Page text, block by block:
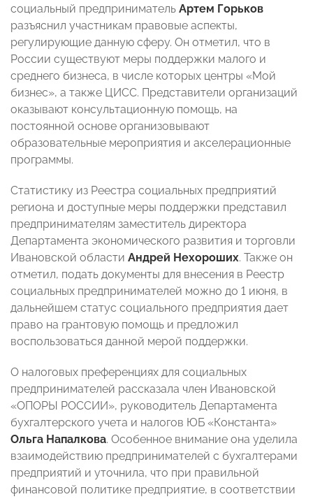
социальный предприниматель Артем Горьков
разъяснил участникам правовые аспекты,
регулирующие данную сферу. Он отметил, что в
России существуют меры поддержки малого и
среднего бизнеса, в числе которых центры «Мой
бизнес», а также ЦИСС. Представители организаций
оказывают консультационную помощь, на
постоянной основе организовывают
образовательные мероприятия и акселерационные
программы.
Статистику из Реестра социальных предприятий
региона и доступные меры поддержки представил
предпринимателям заместитель директора
Департамента экономического развития и торговли
Ивановской области Андрей Нехороших. Также он
отметил, подать документы для внесения в Реестр
социальных предпринимателей можно до 1 июня, в
дальнейшем статус социального предприятия дает
право на грантовую помощь и предложил
воспользоваться данной мерой поддержки.
О налоговых преференциях для социальных
предпринимателей рассказала член Ивановской
«ОПОРЫ РОССИИ», руководитель Департамента
бухгалтерского учета и налогов ЮБ «Константа»
Ольга Напалкова. Особенное внимание она уделила
взаимодействию предпринимателей с бухгалтерами
предприятий и уточнила, что при правильной
финансовой политике предприятие, в соответствии